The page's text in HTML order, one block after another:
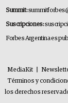
Summit:
Suscripciones:
Forbes Argentina es
MediaKit
Términos y
los derechos